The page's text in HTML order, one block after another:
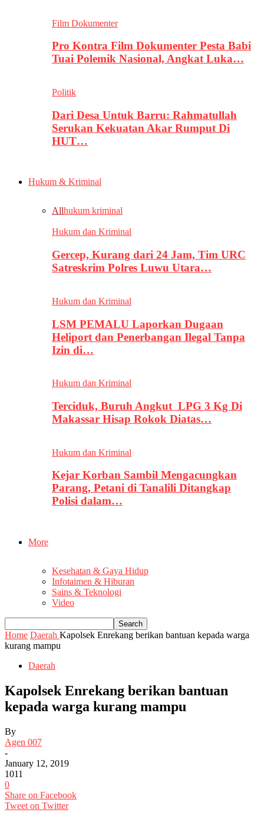
Film Dokumenter
Pro Kontra Film Dokumenter Pesta Babi
Tuai Polemik Nasional, Angkat Luka…
Politik
Dari Desa Untuk Barru: Rahmatullah
Serukan Kekuatan Akar Rumput Di
HUT…
Hukum & Kriminal
Allhukum kriminal
Hukum dan Kriminal
Gercep, Kurang dari 24 Jam, Tim URC
Satreskrim Polres Luwu Utara…
Hukum dan Kriminal
LSM PEMALU Laporkan Dugaan
Heliport dan Penerbangan Ilegal Tanpa
Izin di…
Hukum dan Kriminal
Terciduk, Buruh Angkut LPG 3 Kg Di
Makassar Hisap Rokok Diatas…
Hukum dan Kriminal
Kejar Korban Sambil Mengacungkan
Parang, Petani di Tanalili Ditangkap
Polisi dalam…
More
Kesehatan & Gaya Hidup
Infotaimen & Hiburan
Sains & Teknologi
Video
Home Daerah Kapolsek Enrekang berikan bantuan kepada warga
kurang mampu
Daerah
Kapolsek Enrekang berikan bantuan
kepada warga kurang mampu
By
Agen 007
-
January 12, 2019
1011
0
Share on Facebook
Tweet on Twitter